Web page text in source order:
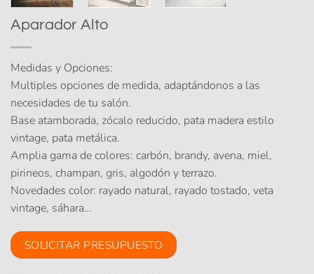
Aparador Alto
Medidas y Opciones:
Multiples opciones de medida, adaptándonos a las
necesidades de tu salón.
Base atamborada, zócalo reducido, pata madera estilo
vintage, pata metálica.
Amplia gama de colores: carbón, brandy, avena, miel,
pirineos, champan, gris, algodón y terrazo.
Novedades color: rayado natural, rayado tostado, veta
vintage, sáhara…
SOLICITAR PRESUPUESTO